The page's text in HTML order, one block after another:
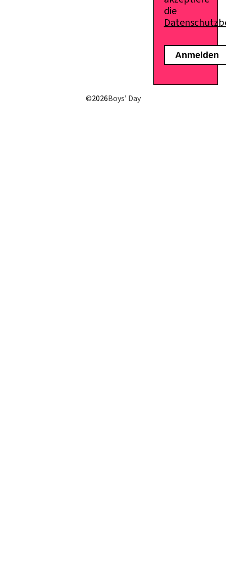
die
©2026Boys’ Day